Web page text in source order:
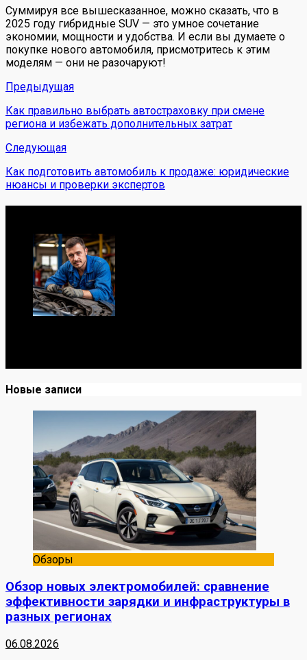
Суммируя все вышесказанное, можно сказать, что в
2025 году гибридные SUV — это умное сочетание
экономии, мощности и удобства. И если вы думаете о
покупке нового автомобиля, присмотритесь к этим
моделям — они не разочаруют!
Предыдущая
Как правильно выбрать автостраховку при смене
региона и избежать дополнительных затрат
Следующая
Как подготовить автомобиль к продаже: юридические
нюансы и проверки экспертов
Новые записи
Обзоры
Обзор новых электромобилей: сравнение
эффективности зарядки и инфраструктуры в
разных регионах
06.08.2026